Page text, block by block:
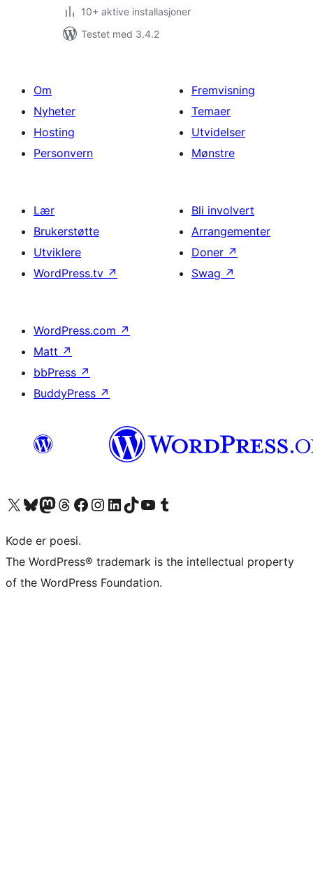
10+ aktive installasjoner
Testet med 3.4.2
Om
Nyheter
Hosting
Personvern
Fremvisning
Temaer
Utvidelser
Mønstre
Lær
Brukerstøtte
Utviklere
WordPress.tv ↗
Bli involvert
Arrangementer
Doner ↗
Swag ↗
WordPress.com ↗
Matt ↗
bbPress ↗
BuddyPress ↗
Besøk vår konto på X Visit our Bluesky account
Besøk vår Mastodon-konto
Visit our Threads account
Besøk vår Facebook-sideBesøk vår Instagram-konto
Besøk vår LinkedIn-konto
Visit our TikTok account
Visit our YouTube channel
Visit our Tumblr account
Kode er poesi.
The WordPress® trademark is the intellectual property
of the WordPress Foundation.